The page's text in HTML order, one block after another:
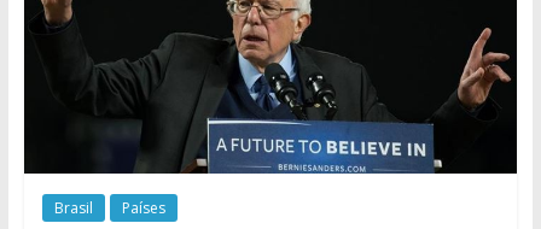
Brasil Países